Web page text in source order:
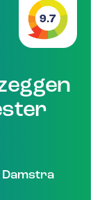
9.7